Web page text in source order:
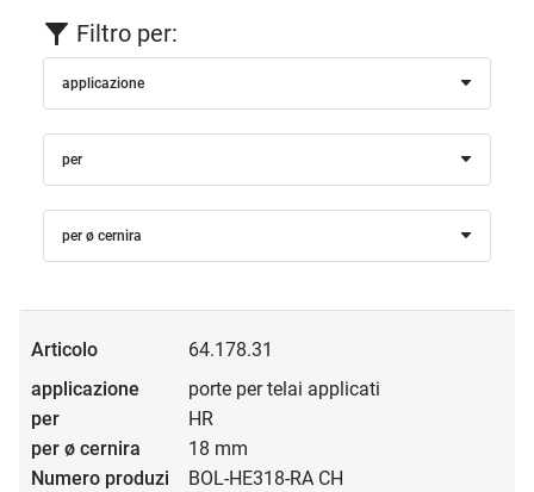
Filtro per:
applicazione
per
per ø cernira
64.178.31
porte per telai applicati
HR
18 mm
BOL-HE318-RA CH